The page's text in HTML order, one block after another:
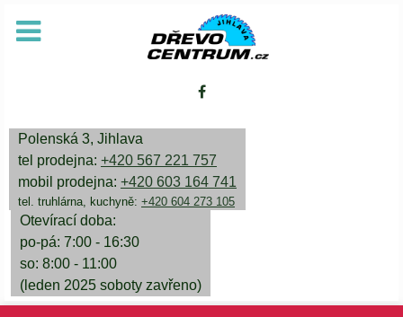
Polenská 3, Jihlava
tel prodejna: +420 567 221 757
mobil prodejna: +420 603 164 741
tel. truhlárna, kuchyně: +420 604 273 105
Otevírací doba:
po-pá: 7:00 - 16:30
so: 8:00 - 11:00
(leden 2025 soboty zavřeno)